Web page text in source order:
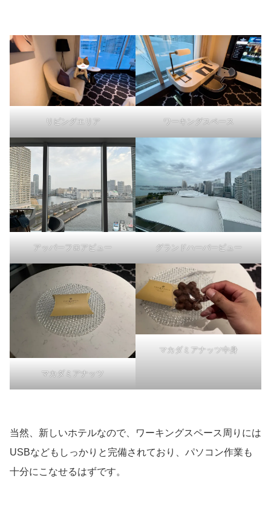
リビングエリア ワーキングスペース
アッパーフロアビュー グランドハーバービュー
マカダミアナッツ
マカダミアナッツ中身
当然、新しいホテルなので、ワーキングスペース周りには
USBなどもしっかりと完備されており、パソコン作業も
十分にこなせるはずです。